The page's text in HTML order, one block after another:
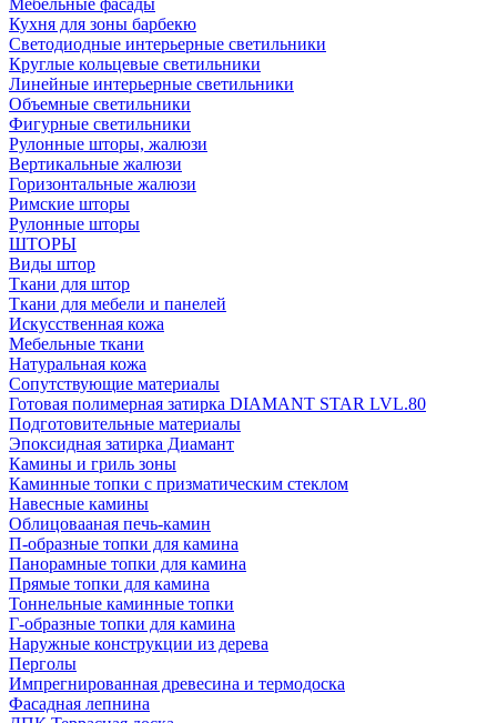
Кухня для зоны барбекю
Светодиодные интерьерные светильники
Круглые кольцевые светильники
Линейные интерьерные светильники
Объемные светильники
Фигурные светильники
Рулонные шторы, жалюзи
Вертикальные жалюзи
Горизонтальные жалюзи
Римские шторы
Рулонные шторы
ШТОРЫ
Виды штор
Ткани для штор
Ткани для мебели и панелей
Искусственная кожа
Мебельные ткани
Натуральная кожа
Сопутствующие материалы
Готовая полимерная затирка DIAMANT STAR LVL.80
Подготовительные материалы
Эпоксидная затирка Диамант
Камины и гриль зоны
Каминные топки с призматическим стеклом
Навесные камины
Облицовааная печь-камин
П-образные топки для камина
Панорамные топки для камина
Прямые топки для камина
Тоннельные каминные топки
Г-образные топки для камина
Наружные конструкции из дерева
Перголы
Импрегнированная древесина и термодоска
Фасадная лепнина